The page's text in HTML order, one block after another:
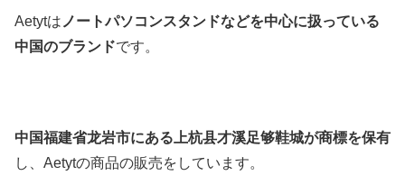
Aetytは ノートパソコンスタンドなどを中心に扱っている
中国のブランドです。
中国福建省龙岩市にある 上杭县才溪足够鞋城が商標を保有
し、 Aetytの商品の販売をしています。